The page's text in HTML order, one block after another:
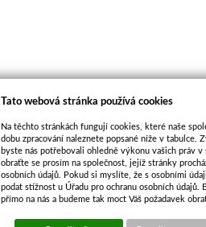
e-shop Sun-shop 2.12
Tato webová stránka používá cookies
Na těchto stránkách fungují cookies, které naše
dobu zpracování naleznete popsané níže v tabulce.
byste nás potřebovali ohledně výkonu vašich práv
obraťte se prosím na společnost, jejíž stránky
osobních údajů. Pokud si myslíte, že s osobními
podat stížnost u Úřadu pro ochranu osobních
přímo na nás a budeme tak moct Váš požadavek